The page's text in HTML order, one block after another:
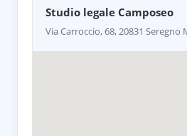
Studio legale Camposeo
Via Carroccio, 68, 20831 Seregno